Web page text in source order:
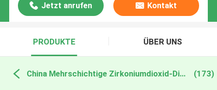
Jetzt anrufen Kontakt
PRODUKTE ÜBER UNS
China Mehrschichtige Zirkoniumdioxid-Diskette (173)